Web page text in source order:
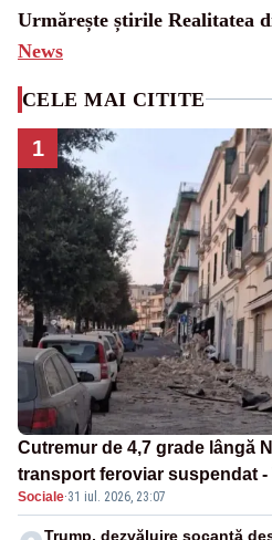
Urmărește știrile Realitatea
News
CELE MAI CITITE
1
Cutremur de 4,7 grade lângă
transport feroviar suspendat -
Sociale·31 iul. 2026, 23:07
Trump, dezvăluire șocantă